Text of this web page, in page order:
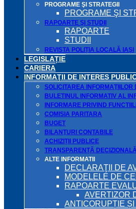
PROGRAME ŞI STRATEGII
PROGRAME ŞI
RAPOARTE ŞI STUDII
RAPOARTE
STUDII
REVISTA POLIȚIA LOCALĂ IAȘI
LEGISLAȚIE
CARIERA
INFORMAŢII DE INTERES
SOLICITAREA INFORMAŢIILOR
BULETINUL INFORMATIV AL
INFORMARE PRIVIND
COMISIA PARITARA
BUGET
BILANŢURI CONTABILE
ACHIZIȚII PUBLICE
TRANSPARENȚĂ DECIZIONALĂ
ALTE INFORMATII
DECLARAŢII DE
MODELELE DE
RAPOARTE
AVERTIZOR
ANTICORUPȚIE